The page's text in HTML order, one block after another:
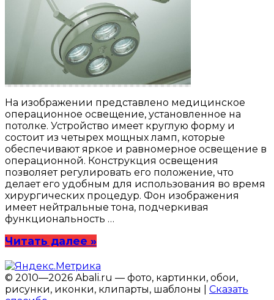
На изображении представлено медицинское
операционное освещение, установленное на
потолке. Устройство имеет круглую форму и
состоит из четырех мощных ламп, которые
обеспечивают яркое и равномерное освещение в
операционной. Конструкция освещения
позволяет регулировать его положение, что
делает его удобным для использования во время
хирургических процедур. Фон изображения
имеет нейтральные тона, подчеркивая
функциональность …
Читать далее »
© 2010—2026 Abali.ru — фото, картинки, обои,
рисунки, иконки, клипарты, шаблоны | Сказать